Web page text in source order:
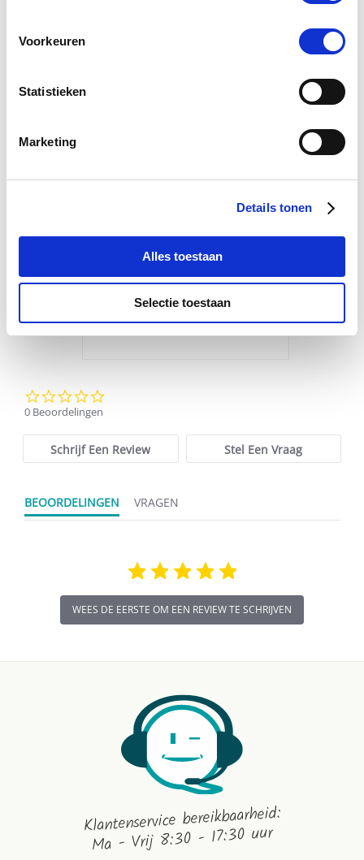
Voorkeuren
Statistieken
Marketing
Details tonen
Alles toestaan
Selectie toestaan
Sectolin Vitamine E +
€ 32,90
Voeg toe aan winkeltas
0 Beoordelingen
Schrijf Een Review Stel Een Vraag
BEOORDELINGEN VRAGEN
WEES DE EERSTE OM EEN REVIEW TE SCHRIJVEN
Klantenservice bereikbaarheid:
Ma - Vrij 8:30 - 17:30 uur